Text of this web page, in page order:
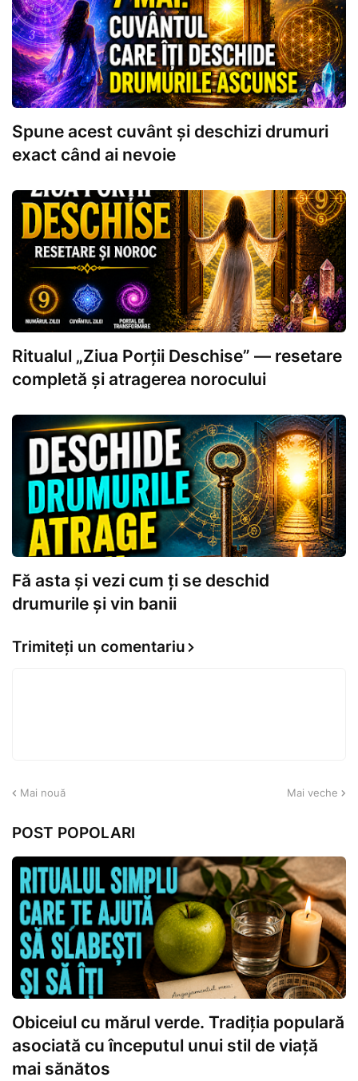
Spune acest cuvânt și deschizi drumuri
exact când ai nevoie
Ritualul „Ziua Porții Deschise” — resetare
completă și atragerea norocului
Fă asta și vezi cum ți se deschid
drumurile și vin banii
Trimiteți un comentariu
Mai nouă Mai veche
POST POPOLARI
Obiceiul cu mărul verde. Tradiția populară
asociată cu începutul unui stil de viață
mai sănătos